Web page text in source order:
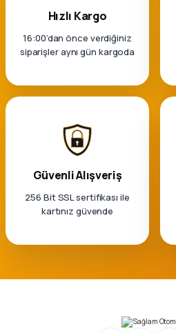
Hızlı Kargo
16:00’dan önce verdiğiniz
siparişler aynı gün kargoda
Güvenli Alışveriş
256 Bit SSL sertifikası ile
kartınız güvende